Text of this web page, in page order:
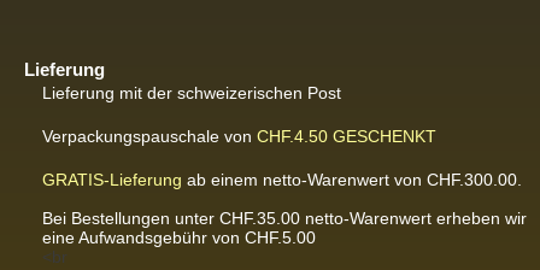
Lieferung
Lieferung mit der schweizerischen Post
Verpackungspauschale von CHF.4.50 GESCHENKT
GRATIS-Lieferung ab einem netto-Warenwert von CHF.300.00.
Bei Bestellungen unter CHF.35.00 netto-Warenwert erheben wir
eine Aufwandsgebühr von CHF.5.00
<br